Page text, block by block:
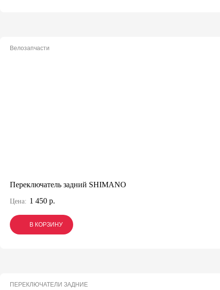
Велозапчасти
Переключатель задний SHIMANO
Цена: 1 450 р.
В КОРЗИНУ
В КОРЗИНУ
В КОРЗИНУ
ПЕРЕКЛЮЧАТЕЛИ ЗАДНИЕ